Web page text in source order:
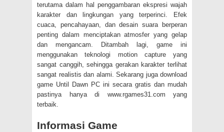
terutama dalam hal penggambaran ekspresi wajah
karakter dan lingkungan yang terperinci. Efek
cuaca, pencahayaan, dan desain suara berperan
penting dalam menciptakan atmosfer yang gelap
dan mengancam. Ditambah lagi, game ini
menggunakan teknologi motion capture yang
sangat canggih, sehingga gerakan karakter terlihat
sangat realistis dan alami. Sekarang juga download
game Until Dawn PC ini secara gratis dan mudah
pastinya hanya di www.rgames31.com yang
terbaik.
Informasi Game